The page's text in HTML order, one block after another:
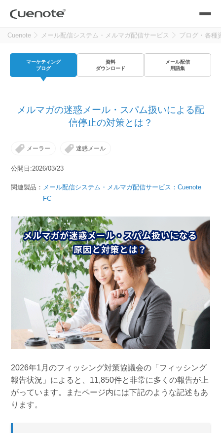
メール配信システム
メールリレーサーバー
kintone（キントーン）メール配信
SMS配信サービス
認証サービス
Webプッシュ通知サービス
アンケートシステム・フォーム
SNSプロモーション支援事業
活用シーン
会員獲得／ニーズ把握
コストを抑える
遅延なく確実・高速に送る
組織的に管理
効果改善・顧客育成
システム連携・効率化
セキュリティ対策
デジタルマーケティング
セミナー
ブログ・各種資料
マーケティングブログ
資料ダウンロード
メール配信用語集
資料請求・お問い合わせ
無料トライアル
東京 03-6820-0515 大阪 06-6131-9960
（平日 10:00〜18:00）
Cuenote メール配信システム・メルマガ配信サービス ブログ・各種
マーケティング
ブログ
資料
ダウンロード
メール配信
用語集
メルマガの迷惑メール・スパム扱いによる配
信停止の対策とは？
メーラー 迷惑メール
公開日:2026/03/23
関連製品： メール配信システム・メルマガ配信サービス：Cuenote
FC
2026年1月のフィッシング対策協議会の「フィッシング
報告状況」によると、11,850件と非常に多くの報告が上
がっています。またページ内には下記のような記述もあ
ります。